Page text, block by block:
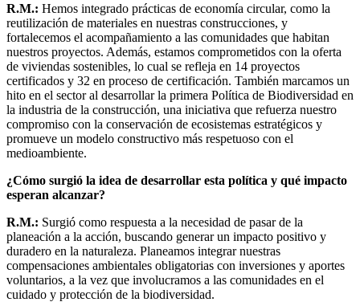
R.M.: Hemos integrado prácticas de economía circular, como la
reutilización de materiales en nuestras construcciones, y
fortalecemos el acompañamiento a las comunidades que habitan
nuestros proyectos. Además, estamos comprometidos con la oferta
de viviendas sostenibles, lo cual se refleja en 14 proyectos
certificados y 32 en proceso de certificación. También marcamos un
hito en el sector al desarrollar la primera Política de Biodiversidad en
la industria de la construcción, una iniciativa que refuerza nuestro
compromiso con la conservación de ecosistemas estratégicos y
promueve un modelo constructivo más respetuoso con el
medioambiente.
¿Cómo surgió la idea de desarrollar esta política y qué impacto
esperan alcanzar?
R.M.: Surgió como respuesta a la necesidad de pasar de la
planeación a la acción, buscando generar un impacto positivo y
duradero en la naturaleza. Planeamos integrar nuestras
compensaciones ambientales obligatorias con inversiones y aportes
voluntarios, a la vez que involucramos a las comunidades en el
cuidado y protección de la biodiversidad.